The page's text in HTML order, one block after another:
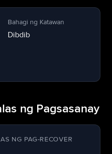
Bahagi ng Katawan
Dibdib
ng Pagsasanay
NG PAG-RECOVER